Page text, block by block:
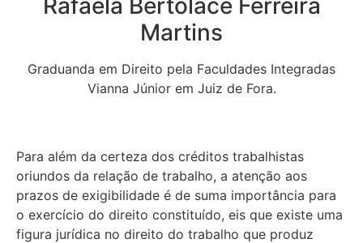
Rafaela Bertolace Ferreira
Martins
Graduanda em Direito pela Faculdades Integradas
Vianna Júnior em Juiz de Fora.
Para além da certeza dos créditos trabalhistas
oriundos da relação de trabalho, a atenção aos
prazos de exigibilidade é de suma importância para
o exercício do direito constituído, eis que existe uma
figura jurídica no direito do trabalho que produz